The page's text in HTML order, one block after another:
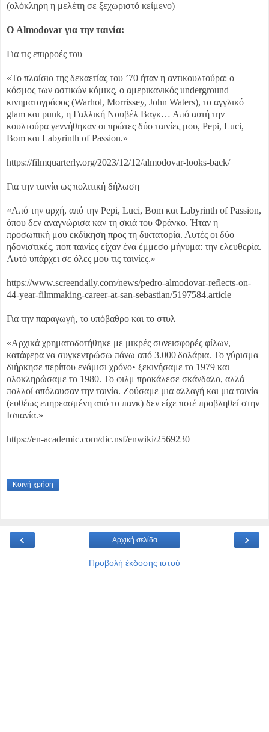
(ολόκληρη η μελέτη σε ξεχωριστό κείμενο)
Ο Almodovar για την ταινία:
Για τις επιρροές του
«Το πλαίσιο της δεκαετίας του ’70 ήταν η αντικουλτούρα: ο
κόσμος των αστικών κόμικς, ο αμερικανικός underground
κινηματογράφος (Warhol, Morrissey, John Waters), το αγγλικό
glam και punk, η Γαλλική Νουβέλ Βαγκ… Από αυτή την
κουλτούρα γεννήθηκαν οι πρώτες δύο ταινίες μου, Pepi, Luci,
Bom και Labyrinth of Passion.»
https://filmquarterly.org/2023/12/12/almodovar-looks-back/
Για την ταινία ως πολιτική δήλωση
«Από την αρχή, από την Pepi, Luci, Bom και Labyrinth of Passion,
όπου δεν αναγνώρισα καν τη σκιά του Φράνκο. Ήταν η
προσωπική μου εκδίκηση προς τη δικτατορία. Αυτές οι δύο
ηδονιστικές, ποπ ταινίες είχαν ένα έμμεσο μήνυμα: την ελευθερία.
Αυτό υπάρχει σε όλες μου τις ταινίες.»
https://www.screendaily.com/news/pedro-almodovar-reflects-on-
44-year-filmmaking-career-at-san-sebastian/5197584.article
Για την παραγωγή, το υπόβαθρο και το στυλ
«Αρχικά χρηματοδοτήθηκε με μικρές συνεισφορές φίλων,
κατάφερα να συγκεντρώσω πάνω από 3.000 δολάρια. Το γύρισμα
διήρκησε περίπου ενάμισι χρόνο• ξεκινήσαμε το 1979 και
ολοκληρώσαμε το 1980. Το φιλμ προκάλεσε σκάνδαλο, αλλά
πολλοί απόλαυσαν την ταινία. Ζούσαμε μια αλλαγή και μια ταινία
(ευθέως επηρεασμένη από το πανκ) δεν είχε ποτέ προβληθεί στην
Ισπανία.»
https://en-academic.com/dic.nsf/enwiki/2569230
Κοινή χρήση
‹ ›
Αρχική σελίδα
Προβολή έκδοσης ιστού